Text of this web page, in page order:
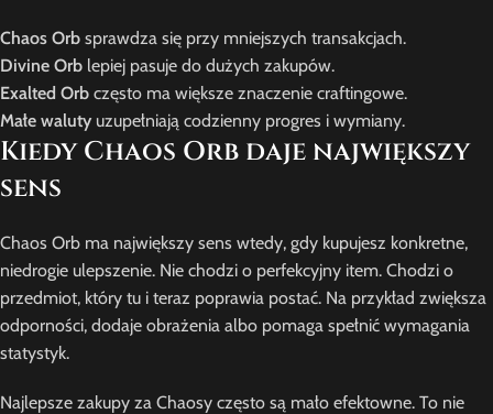
Chaos Orb sprawdza się przy mniejszych transakcjach.
Divine Orb lepiej pasuje do dużych zakupów.
Exalted Orb często ma większe znaczenie craftingowe.
Małe walutyuzupełniają codzienny progres i wymiany.
Kiedy Chaos Orb daje największy
sens
Chaos Orb ma największy sens wtedy, gdy kupujesz konkretne,
niedrogie ulepszenie. Nie chodzi o perfekcyjny item. Chodzi o
przedmiot, który tu i teraz poprawia postać. Na przykład zwiększa
odporności, dodaje obrażenia albo pomaga spełnić wymagania
statystyk.
Najlepsze zakupy za Chaosy często są mało efektowne. To nie